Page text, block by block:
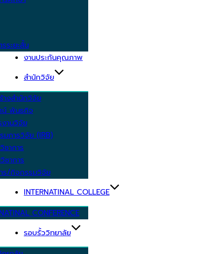
ระยะสั้น
งานประกันคุณภาพ
สำนักวิจัย
างสำนักวิจัย
น์ พันธกิจ
งานวิจัย
มการวิจัย (IRB)
ชาการ
ชาการ
ร/กิจกรรมวิจัย
INTERNATINAL COLLEGE
CONFERENCE
รอบรั้ววิทยาลัย